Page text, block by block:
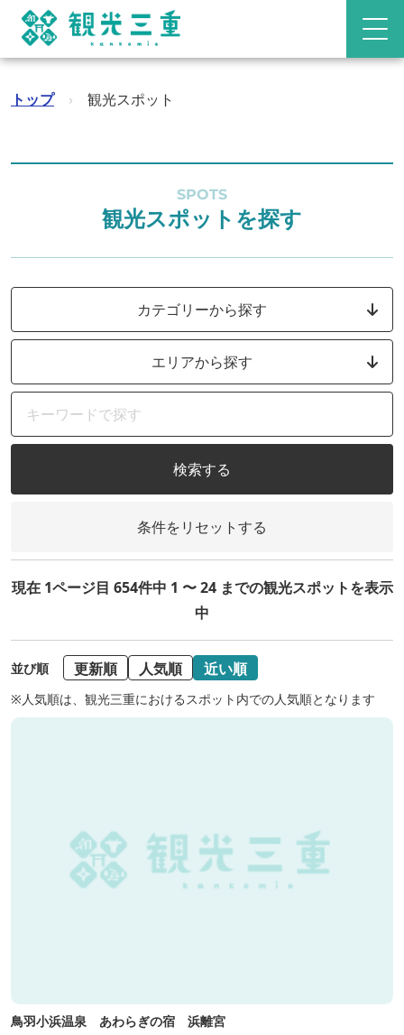
トップ › 観光スポット
SPOTS
観光スポットを探す
カテゴリーから探す
エリアから探す
検索する
条件をリセットする
現在 1ページ目 654件中 1 〜 24 までの観光スポットを表示
中
並び順 更新順 人気順 近い順
※人気順は、観光三重におけるスポット内での人気順となります
鳥羽小浜温泉 あわらぎの宿 浜離宮